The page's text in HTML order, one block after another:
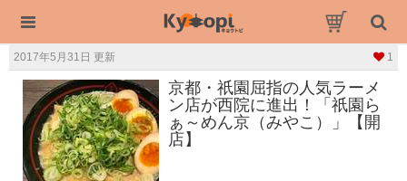
2017年5月31日 更新 1
京都・祇園屈指の人気ラーメ
ン店が西院に進出！「祇園ら
ぁ～めん京（みやこ）」【開
店】